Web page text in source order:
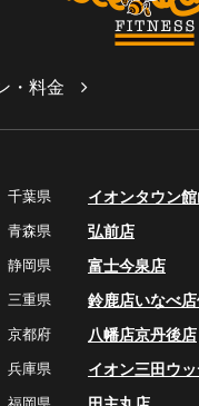
・料金
千葉県
イオンタウン
青森県
弘前店
静岡県
富士今泉店
三重県 鈴鹿店いなべ店
京都府 八幡店京丹後店
兵庫県
イオン三田ウ